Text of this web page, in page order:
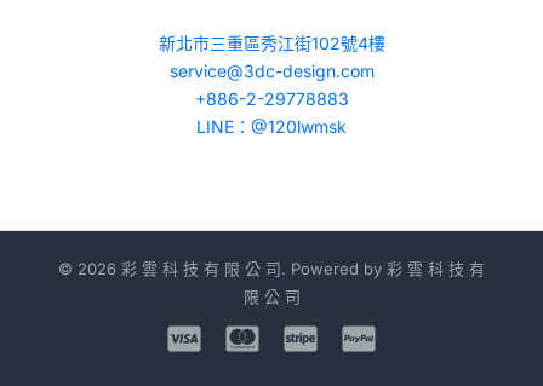
新北市三重區秀江街102號4樓
service@3dc-design.com
+886-2-29778883
LINE：@120lwmsk
© 2026 彩 雲 科 技 有 限 公 司. Powered by 彩 雲 科 技 有
限 公 司